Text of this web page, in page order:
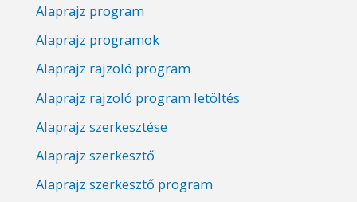
Alaprajz program
Alaprajz programok
Alaprajz rajzoló program
Alaprajz rajzoló program letöltés
Alaprajz szerkesztése
Alaprajz szerkesztő
Alaprajz szerkesztő program